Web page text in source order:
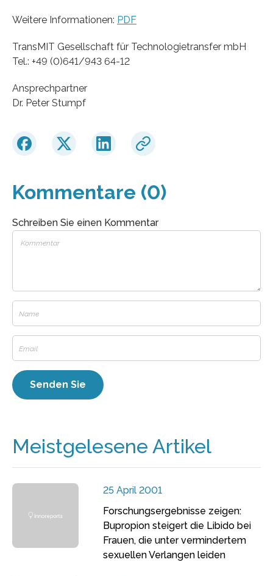
Weitere Informationen: PDF
TransMIT Gesellschaft für Technologietransfer mbH
Tel.: +49 (0)641/943 64-12
Ansprechpartner
Dr. Peter Stumpf
Kommentare (0)
Schreiben Sie einen Kommentar
Meistgelesene Artikel
25 April 2001
Forschungsergebnisse zeigen:
Bupropion steigert die Libido bei
Frauen, die unter vermindertem
sexuellen Verlangen leiden